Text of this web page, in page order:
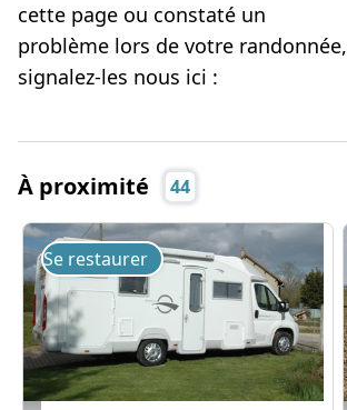
cette page ou constaté un
problème lors de votre randonnée,
signalez-les nous ici :
À proximité 44
Se restaurer